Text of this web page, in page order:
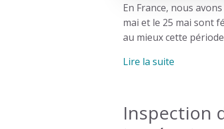
En France, nous
mai et le 25 mai sont
au mieux cette
Lire la suite
Inspection